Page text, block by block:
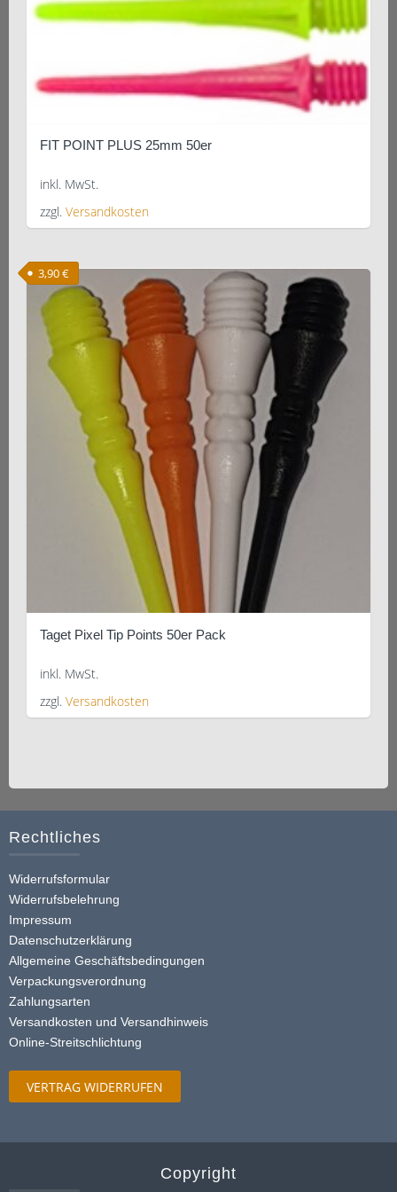
FIT POINT PLUS 25mm 50er
inkl. MwSt.
zzgl. Versandkosten
Produkt
weist
mehrere
Varianten
auf.
Optionen
Produktseite
Taget Pixel Tip Points 50er Pack
3,90€
inkl. MwSt.
zzgl. Versandkosten
mehrere
Varianten
auf.
Optionen
können
auf
der
Produktseite
gewählt
werden
Rechtliches
Widerrufsformular
Widerrufsbelehrung
Impressum
Datenschutzerklärung
Allgemeine Geschäftsbedingungen
Verpackungsverordnung
Zahlungsarten
Versandkosten und Versandhinweis
Online-Streitschlichtung
VERTRAG WIDERRUFEN
Copyright